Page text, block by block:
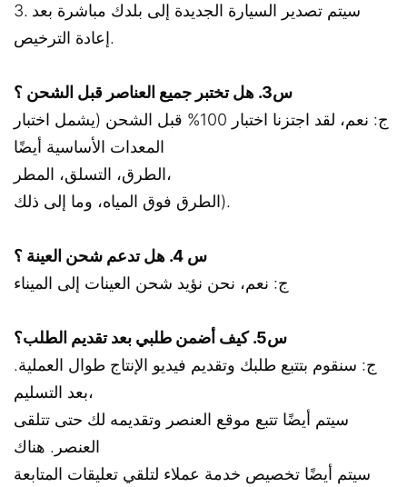
3. سيتم تصدير السيارة الجديدة إلى بلدك مباشرة بعد
إعادة الترخيص.
س3. هل تختبر جميع العناصر قبل الشحن ؟
ج: نعم، لقد اجتزنا اختبار 100% قبل الشحن (يشمل اختبار
المعدات الأساسية أيضًا
الطرق، التسلق، المطر،
الطرق فوق المياه، وما إلى ذلك).
س 4. هل تدعم شحن العينة ؟
ج: نعم، نحن نؤيد شحن العينات إلى الميناء
س5. كيف أضمن طلبي بعد تقديم الطلب؟
ج: سنقوم بتتبع طلبك وتقديم فيديو الإنتاج طوال العملية.
بعد التسليم،
سيتم أيضًا تتبع موقع العنصر وتقديمه لك حتى تتلقى
العنصر. هناك
سيتم أيضًا تخصيص خدمة عملاء لتلقي تعليقات المتابعة